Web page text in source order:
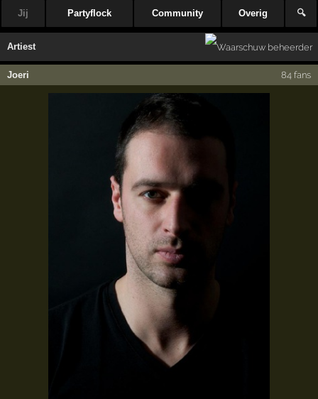
Jij Partyflock Community Overig 🔍
Artiest
Joeri 84 fans